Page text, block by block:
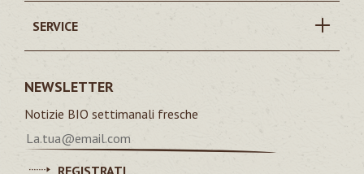
SERVICE
NEWSLETTER
Notizie BIO settimanali fresche